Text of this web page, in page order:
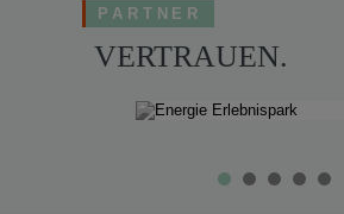
PARTNER
VERTRAUEN.